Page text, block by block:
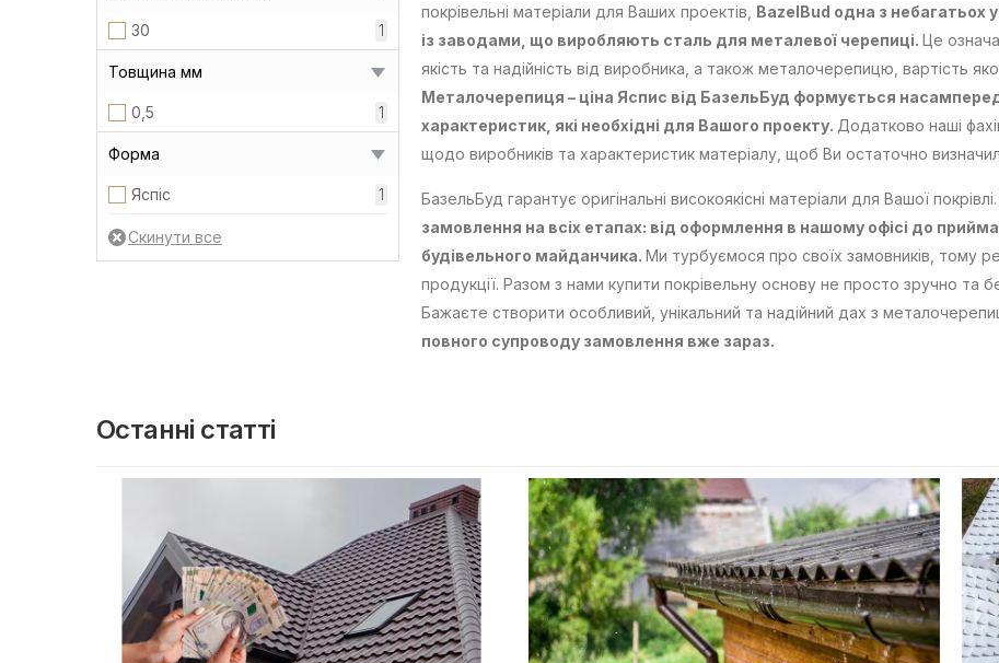
30 1
Товщина мм
0,5 1
Форма
Яспіс 1
покрівельні матеріали для Ваших проектів, BazelBud одна з небагатьох
із заводами, що виробляють сталь для металевої черепиці. Це
якість та надійність від виробника, а також металочерепицю, вартість
Металочерепиця – ціна Яспис від БазельБуд формується
характеристик, які необхідні для Вашого проекту. Додатково наші
щодо виробників та характеристик матеріалу, щоб Ви остаточно
БазельБуд гарантує оригінальні високоякісні матеріали для Вашої покрівлі.
замовлення на всіх етапах: від оформлення в нашому офісі до
будівельного майданчика. Ми турбуємося про своїх замовників, тому
продукції. Разом з нами купити покрівельну основу не просто зручно та
Бажаєте створити особливий, унікальний та надійний дах з
повного супроводу замовлення вже зараз.
Останні статті